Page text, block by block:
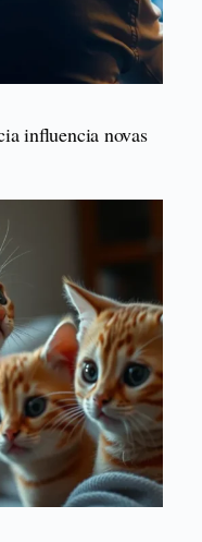
influencia novas